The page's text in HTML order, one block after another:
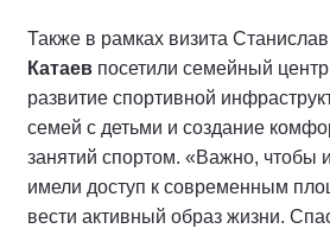
Также в рамках визита
Катаев посетили семейный
развитие спортивной
семей с детьми и создание
занятий спортом. «Важно, чтобы
имели доступ к современным
вести активный образ жизни.